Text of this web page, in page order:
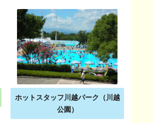
ホットスタッフ川越パーク（川越
公園）